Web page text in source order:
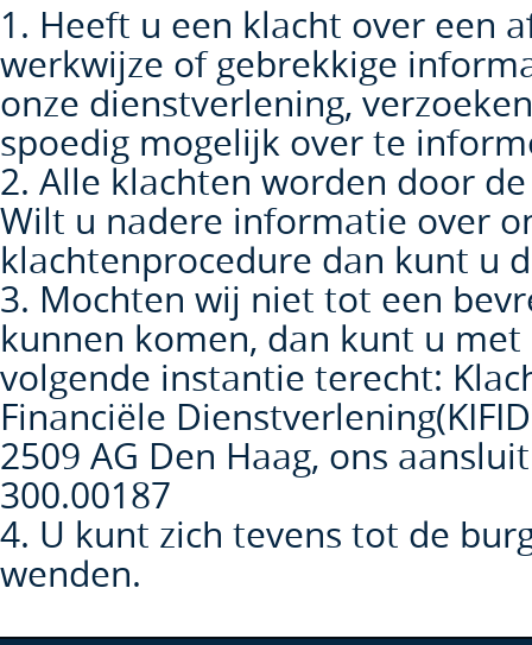
1. Heeft u een klacht over een
werkwijze of gebrekkige
onze dienstverlening,
spoedig mogelijk over te
2. Alle klachten worden door
Wilt u nadere informatie over
klachtenprocedure dan kunt u
3. Mochten wij niet tot een
kunnen komen, dan kunt u
volgende instantie terecht:
Financiële
2509 AG Den Haag, ons
300.00187
4. U kunt zich tevens tot de
wenden.